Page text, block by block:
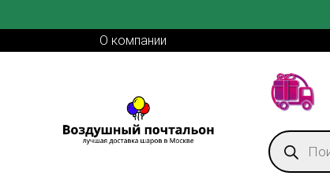
О компании